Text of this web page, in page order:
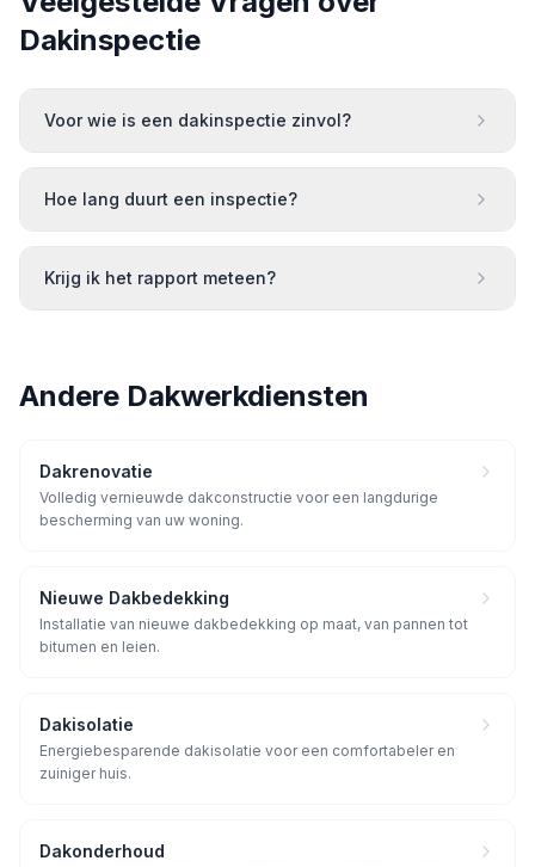
Dakinspectie
Voor wie is een dakinspectie zinvol?
Hoe lang duurt een inspectie?
Krijg ik het rapport meteen?
Andere Dakwerkdiensten
Dakrenovatie
Volledig vernieuwde dakconstructie voor een langdurige
bescherming van uw woning.
Nieuwe Dakbedekking
Installatie van nieuwe dakbedekking op maat, van pannen tot
bitumen en leien.
Dakisolatie
Energiebesparende dakisolatie voor een comfortabeler en
zuiniger huis.
Dakonderhoud